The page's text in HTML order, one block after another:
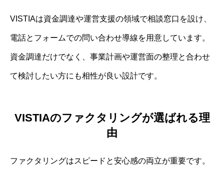
VISTIAは資金調達や運営支援の領域で相談窓口を設け、
電話とフォームでの問い合わせ導線を用意しています。
資金調達だけでなく、事業計画や運営面の整理と合わせ
て検討したい方にも相性が良い設計です。
VISTIAのファクタリングが選ばれる理
由
ファクタリングはスピードと安心感の両立が重要です。